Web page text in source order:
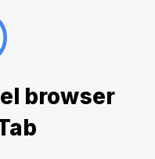
browser